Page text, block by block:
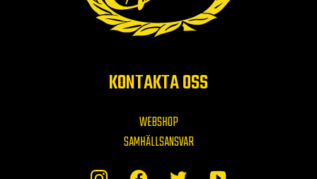
KONTAKTA OSS
WEBSHOP
SAMHÄLLSANSVAR